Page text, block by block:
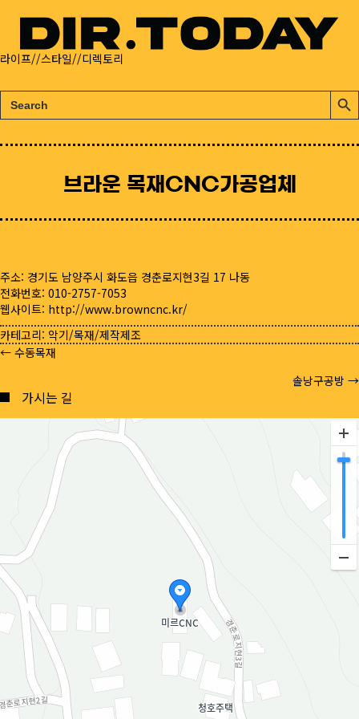
라이프//스타일//디렉토리
검
색:
검
색
튼
브라운 목재CNC가공업체
주소: 경기도 남양주시 화도읍 경춘로지현3길 17 나동
전화번호: 010-2757-7053
웹사이트: http://www.browncnc.kr/
카테고리: 악기/목재/제작제조
Posts
navigation
← 수동목재
솔낭구공방 →
가시는 길